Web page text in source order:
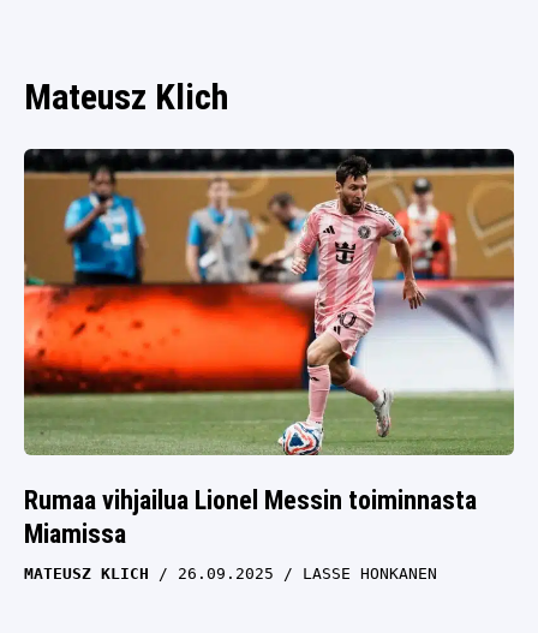
Mateusz Klich
Rumaa vihjailua Lionel Messin toiminnasta
Miamissa
MATEUSZ KLICH 26.09.2025 LASSE HONKANEN